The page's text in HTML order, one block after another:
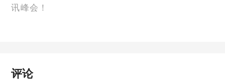
讯峰会！
评论